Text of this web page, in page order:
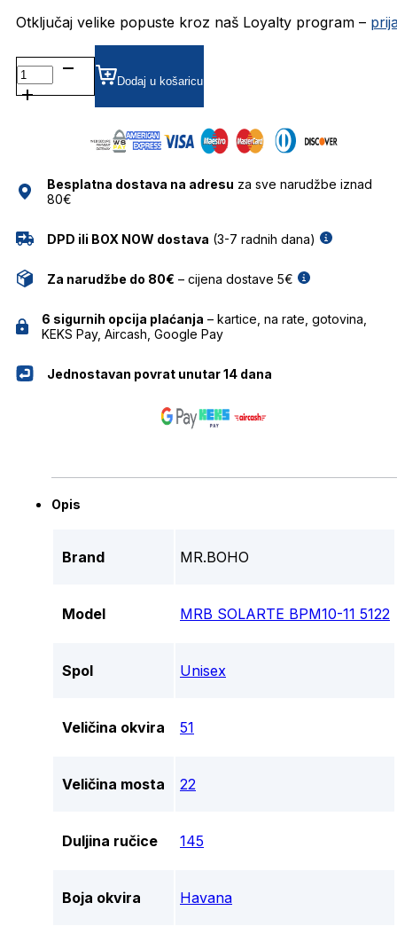
Otključaj velike popuste kroz naš Loyalty program –
MRB
SOLARTE
BPM10-
MR.BOHO
količina
Dodaj u košaricu
Besplatna dostava na adresu za sve narudžbe iznad
80€
DPD ili BOX NOW dostava (3-7 radnih dana)
Za narudžbe do 80€ – cijena dostave 5€
6 sigurnih opcija plaćanja – kartice, na rate, gotovina,
KEKS Pay, Aircash, Google Pay
Jednostavan povrat unutar 14 dana
Opis
Brand MR.BOHO
Model MRB SOLARTE BPM10-11 5122
Spol Unisex
Veličina okvira 51
Veličina mosta 22
Duljina ručice 145
Boja okvira Havana